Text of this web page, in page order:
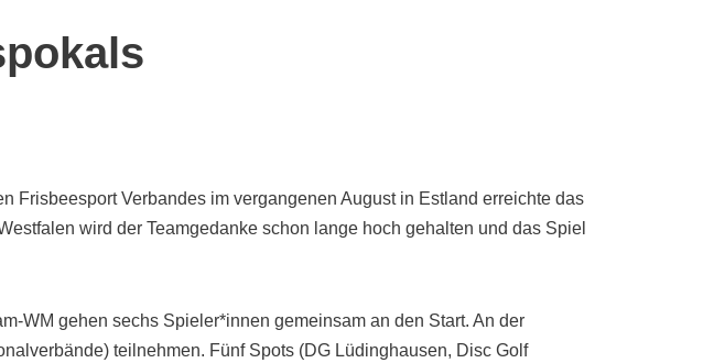
Frisbeesport Verbandes im vergangenen August in Estland erreichte das
wird der Teamgedanke schon lange hoch gehalten und das Spiel
WM gehen sechs Spieler*innen gemeinsam an den Start. An der
teilnehmen. Fünf Spots (DG Lüdinghausen, Disc Golf